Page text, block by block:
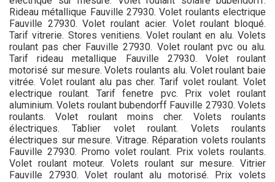
Rideau métallique Fauville 27930. Volet roulants electrique
Fauville 27930. Volet roulant acier. Volet roulant bloqué.
Tarif vitrerie. Stores venitiens. Volet roulant en alu. Volets
roulant pas cher Fauville 27930. Volet roulant pvc ou alu.
Tarif rideau metallique Fauville 27930. Volet roulant
motorisé sur mesure. Volets roulants alu. Volet roulant baie
vitrée. Volet roulant alu pas cher. Tarif volet roulant. Volet
electrique roulant. Tarif fenetre pvc. Prix volet roulant
aluminium. Volets roulant bubendorff Fauville 27930. Volets
roulants. Volet roulant moins cher. Volets roulants
électriques. Tablier volet roulant. Volets roulants
électriques sur mesure. Vitrage. Réparation volets roulants
Fauville 27930. Promo volet roulant. Prix volets roulants.
Volet roulant moteur. Volets roulant sur mesure. Vitrier
Fauville 27930. Volet roulant alu motorisé. Prix volets